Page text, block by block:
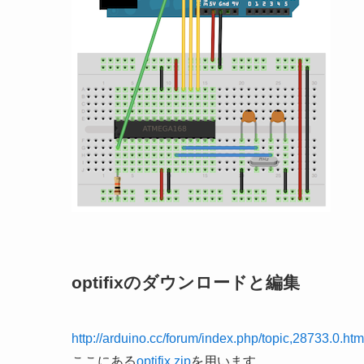
optifixのダウンロードと編集
http://arduino.cc/forum/index.php/